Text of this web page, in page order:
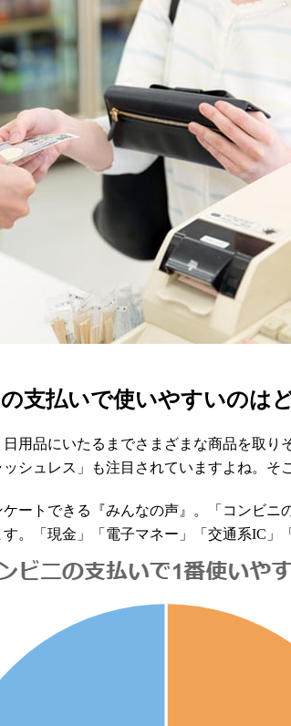
支払いで使いやすいのは
用品にいたるまでさまざまな商品を取
シュレス」も注目されていますよね。
ートできる『みんなの声』。「コンビニ
。「現金」「電子マネー」「交通系IC